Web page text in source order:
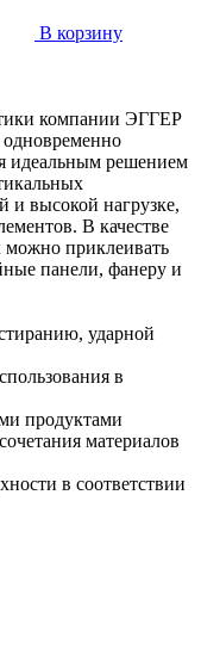
В корзину
компании ЭГГЕР
идеальным решением
и высокой нагрузке,
В качестве
можно приклеивать
панели, фанеру и
ударной
в
продуктами
материалов
в соответствии